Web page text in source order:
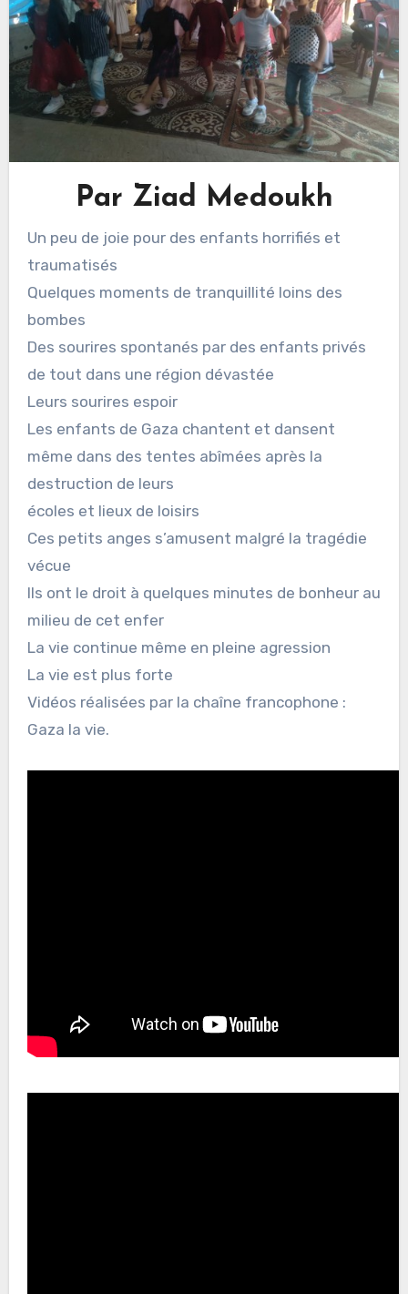
Par Ziad Medoukh
Un peu de joie pour des enfants horrifiés et
traumatisés
Quelques moments de tranquillité loins des
bombes
Des sourires spontanés par des enfants privés
de tout dans une région dévastée
Leurs sourires espoir
Les enfants de Gaza chantent et dansent
même dans des tentes abîmées après la
destruction de leurs
écoles et lieux de loisirs
Ces petits anges s’amusent malgré la tragédie
vécue
Ils ont le droit à quelques minutes de bonheur au
milieu de cet enfer
La vie continue même en pleine agression
La vie est plus forte
Vidéos réalisées par la chaîne francophone :
Gaza la vie.